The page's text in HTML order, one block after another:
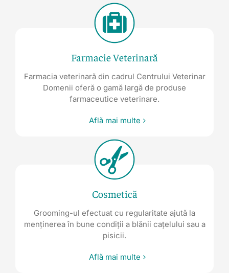
Farmacie Veterinară
Farmacia veterinară din cadrul Centrului Veterinar
Domenii oferă o gamă largă de produse
farmaceutice veterinare.
Află mai multe
Cosmetică
Grooming-ul efectuat cu regularitate ajută la
menținerea în bune condiții a blănii cațelului sau a
pisicii.
Află mai multe